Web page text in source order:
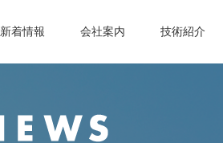
新着情報 会社案内 技術紹介